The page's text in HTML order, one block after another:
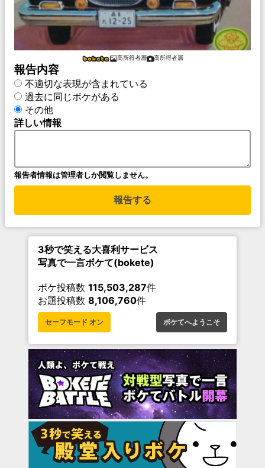
高所得者層 高所得者層
報告内容
不適切な表現が含まれている
過去に同じボケがある
その他
詳しい情報
報告者情報は管理者しか閲覧しません。
報告する
3秒で笑える大喜利サービス
写真で一言ボケて(bokete)
ボケ投稿数 115,503,287件
お題投稿数 8,106,760件
セーフモード オン ボケてへようこそ